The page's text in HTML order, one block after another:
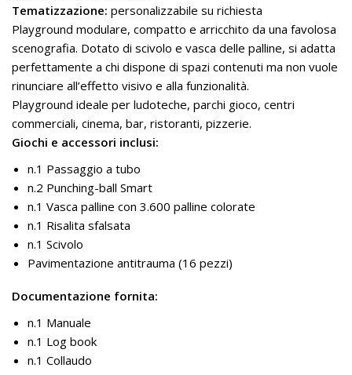
Tematizzazione: personalizzabile su richiesta
Playground modulare, compatto e arricchito da una favolosa
scenografia. Dotato di scivolo e vasca delle palline, si adatta
perfettamente a chi dispone di spazi contenuti ma non vuole
rinunciare all’effetto visivo e alla funzionalità.
Playground ideale per ludoteche, parchi gioco, centri
commerciali, cinema, bar, ristoranti, pizzerie.
Giochi e accessori inclusi:
n.1 Passaggio a tubo
n.2 Punching-ball Smart
n.1 Vasca palline con 3.600 palline colorate
n.1 Risalita sfalsata
n.1 Scivolo
Pavimentazione antitrauma (16 pezzi)
Documentazione fornita:
n.1 Manuale
n.1 Log book
n.1 Collaudo